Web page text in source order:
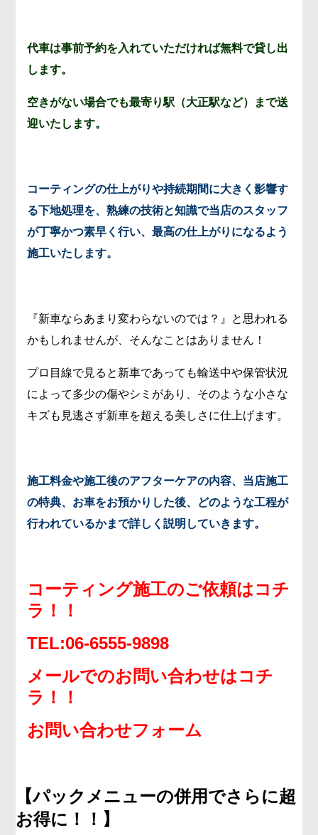
代車は事前予約を入れていただければ無料で貸し出
します。
空きがない場合でも最寄り駅（大正駅など）まで送
迎いたします。
コーティングの仕上がりや持続期間に大きく影響す
る下地処理を、熟練の技術と知識で当店のスタッフ
が丁寧かつ素早く行い、最高の仕上がりになるよう
施工いたします。
『新車ならあまり変わらないのでは？』と思われる
かもしれませんが、そんなことはありません！
プロ目線で見ると新車であっても輸送中や保管状況
によって多少の傷やシミがあり、そのような小さな
キズも見逃さず新車を超える美しさに仕上げます。
施工料金や施工後のアフターケアの内容、当店施工
の特典、お車をお預かりした後、どのような工程が
行われているかまで詳しく説明していきます。
コーティング施工のご依頼はコチ
ラ！！
TEL:06-6555-9898
メールでのお問い合わせはコチ
ラ！！
お問い合わせフォーム
【パックメニューの併用でさらに超
お得に！！】